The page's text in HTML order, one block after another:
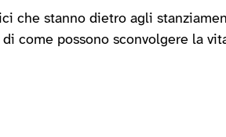
che stanno dietro agli
come possono sconvolgere la